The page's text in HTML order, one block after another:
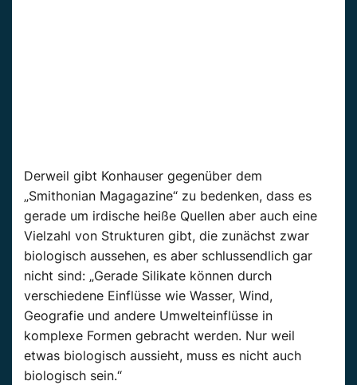
Derweil gibt Konhauser gegenüber dem
„Smithonian Magagazine“ zu bedenken, dass es
gerade um irdische heiße Quellen aber auch eine
Vielzahl von Strukturen gibt, die zunächst zwar
biologisch aussehen, es aber schlussendlich gar
nicht sind: „Gerade Silikate können durch
verschiedene Einflüsse wie Wasser, Wind,
Geografie und andere Umwelteinflüsse in
komplexe Formen gebracht werden. Nur weil
etwas biologisch aussieht, muss es nicht auch
biologisch sein.“